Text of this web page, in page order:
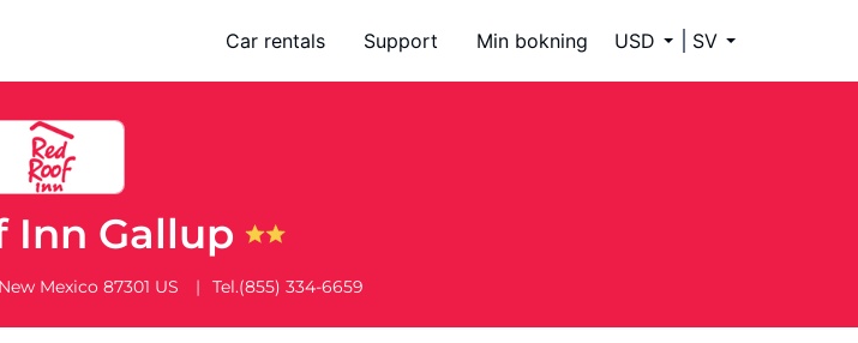
Car rentals Support Min bokning USD SV
Inn Gallup
New Mexico 87301 US Tel.(855) 334-6659